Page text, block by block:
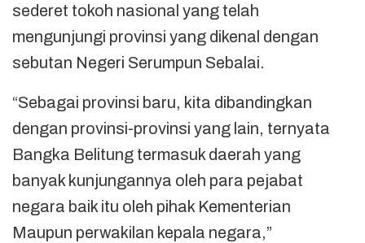
sederet tokoh nasional yang telah
mengunjungi provinsi yang dikenal dengan
sebutan Negeri Serumpun Sebalai.
“Sebagai provinsi baru, kita dibandingkan
dengan provinsi-provinsi yang lain, ternyata
Bangka Belitung termasuk daerah yang
banyak kunjungannya oleh para pejabat
negara baik itu oleh pihak Kementerian
Maupun perwakilan kepala negara,”